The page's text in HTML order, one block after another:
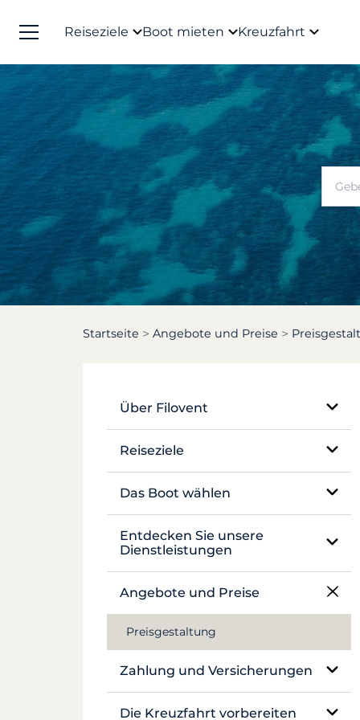
Reiseziele Boot mieten Kreuzfahrt
Startseite Angebote und Preise
Über Filovent
Unser Unternehmen
Reiseziele
Ägypten
Kroatien
Antillen
Canal du Midi
Seychellen
Das Boot wählen
Einrumpf-Segelboot
Katamaran
Traditionelles Boot
Motoryacht
Hausboot und Pénichette
Entdecken Sie unsere
Dienstleistungen
Charter ohne Skipper
Charter mit Skipper
Hausbootcharter
Angebote und Preise
Preisgestaltung
Zahlung und Versicherungen
Versicherungen und Kautionen
Die Kreuzfahrt vorbereiten